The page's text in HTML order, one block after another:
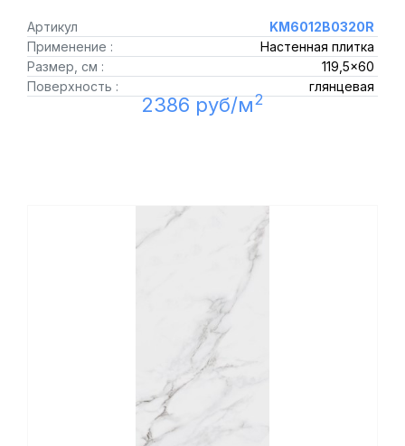
Артикул
KM6012B0320R
Применение :
Настенная плитка
Размер, см :
119,5x60
Поверхность :
глянцевая
2386 руб/м2